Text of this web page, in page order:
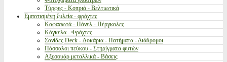
Τύρφες - Κοπριά - Βελτιωτικά
Εμποτισμένη ξυλεία - φράχτες
Καφασωτά - Πάνελ - Πέργκολες
Κάγκελα - Φράχτες
Σανίδες Deck - Δοκάρια - Πατήματα - Διάδρομοι
Πάσσαλοι πεύκου - Στηρίγματα φυτών
Αξεσουάρ μεταλλικά - Βάσεις